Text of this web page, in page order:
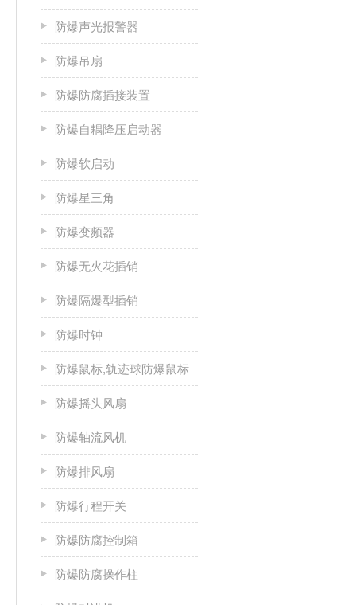
防爆声光报警器
防爆吊扇
防爆防腐插接装置
防爆自耦降压启动器
防爆软启动
防爆星三角
防爆变频器
防爆无火花插销
防爆隔爆型插销
防爆时钟
防爆鼠标,轨迹球防爆鼠标
防爆摇头风扇
防爆轴流风机
防爆排风扇
防爆行程开关
防爆防腐控制箱
防爆防腐操作柱